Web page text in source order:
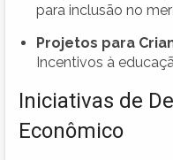
para inclusão no
Projetos para
Incentivos à
Iniciativas de
Econômico